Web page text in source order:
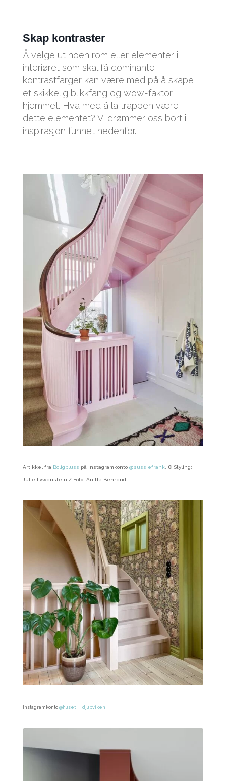
Skap kontraster
Å velge ut noen rom eller elementer i
interiøret som skal få dominante
kontrastfarger kan være med på å skape
et skikkelig blikkfang og wow-faktor i
hjemmet. Hva med å la trappen være
dette elementet? Vi drømmer oss bort i
inspirasjon funnet nedenfor.
Artikkel fra Boligpluss på Instagramkonto @sussiefrank © Styling:
Julie Løwenstein / Foto: Anitta Behrendt
Instagramkonto @huset_i_djupviken